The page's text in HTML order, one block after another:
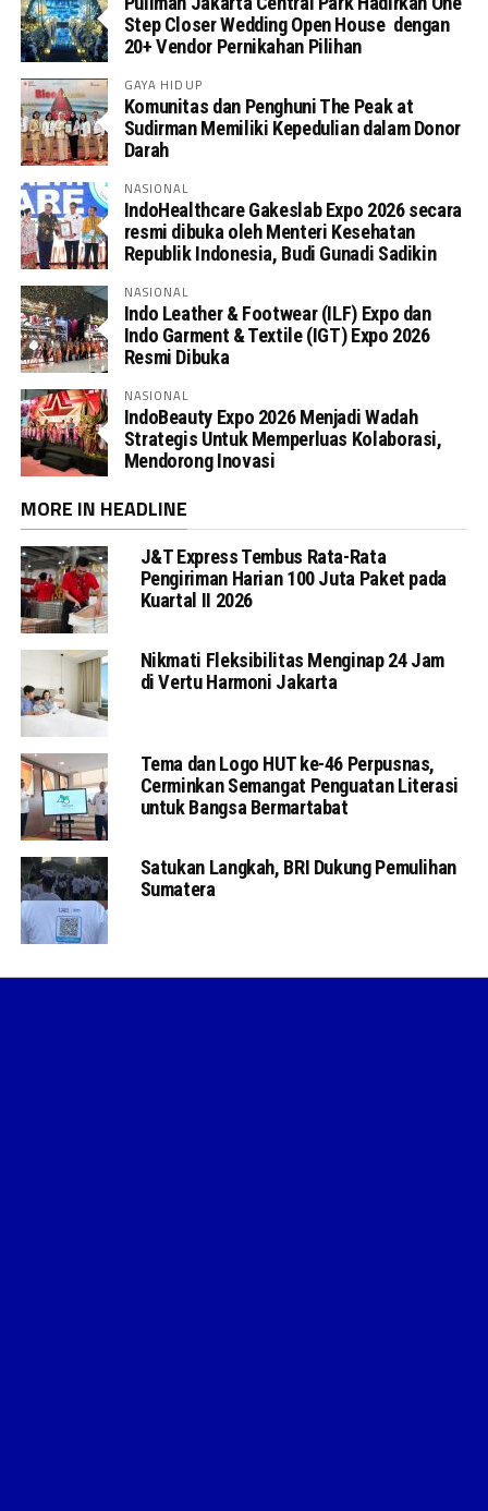
Step Closer Wedding Open House dengan
20+ Vendor Pernikahan Pilihan
GAYA HIDUP
Komunitas dan Penghuni The Peak at
Sudirman Memiliki Kepedulian dalam Donor
Darah
NASIONAL
IndoHealthcare Gakeslab Expo 2026 secara
resmi dibuka oleh Menteri Kesehatan
Republik Indonesia, Budi Gunadi Sadikin
NASIONAL
Indo Leather & Footwear (ILF) Expo dan
Indo Garment & Textile (IGT) Expo 2026
Resmi Dibuka
NASIONAL
IndoBeauty Expo 2026 Menjadi Wadah
Strategis Untuk Memperluas Kolaborasi,
Mendorong Inovasi
MORE IN HEADLINE
J&T Express Tembus Rata-Rata
Pengiriman Harian 100 Juta Paket pada
Kuartal II 2026
Nikmati Fleksibilitas Menginap 24 Jam
di Vertu Harmoni Jakarta
Tema dan Logo HUT ke-46 Perpusnas,
Cerminkan Semangat Penguatan Literasi
untuk Bangsa Bermartabat
Satukan Langkah, BRI Dukung Pemulihan
Sumatera